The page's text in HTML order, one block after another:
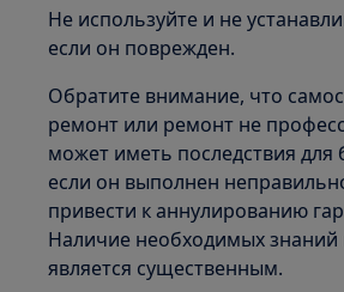
Не используйте и не
если он поврежден.
Обратите внимание, что
ремонт или ремонт не
может иметь последствия для
если он выполнен
привести к аннулированию
Наличие необходимых знаний
является существенным.